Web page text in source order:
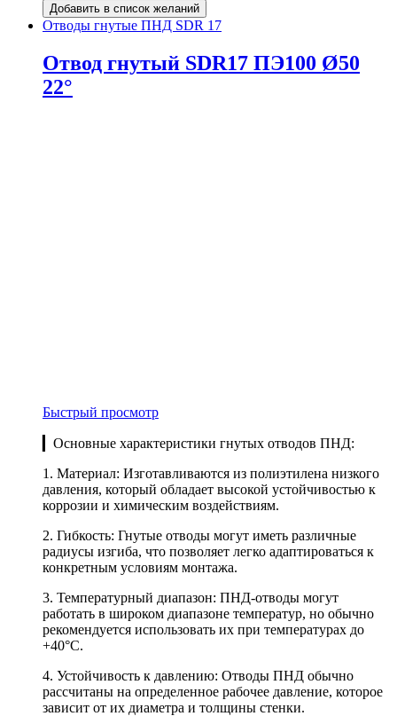
Добавить в список желаний
Отводы гнутые ПНД SDR 17
Отвод гнутый SDR17 ПЭ100 Ø50
22°
Быстрый просмотр
▎Основные характеристики гнутых отводов ПНД:
1. Материал: Изготавливаются из полиэтилена низкого
давления, который обладает высокой устойчивостью к
коррозии и химическим воздействиям.
2. Гибкость: Гнутые отводы могут иметь различные
радиусы изгиба, что позволяет легко адаптироваться к
конкретным условиям монтажа.
3. Температурный диапазон: ПНД-отводы могут
работать в широком диапазоне температур, но обычно
рекомендуется использовать их при температурах до
+40°C.
4. Устойчивость к давлению: Отводы ПНД обычно
рассчитаны на определенное рабочее давление, которое
зависит от их диаметра и толщины стенки.